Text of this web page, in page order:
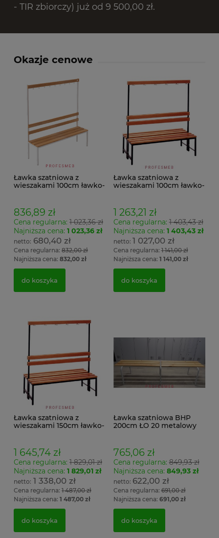
- TIR zbiorczy) już od 9 500,00 zł.
Okazje cenowe
Ławka szatniowa z
wieszakami 100cm ławko-
836,89 zł
Cena regularna: 1 023,36 zł
Najniższa cena: 1 023,36 zł
680,40 zł
Cena regularna: 832,00 zł
Najniższa cena: 832,00 zł
do koszyka
Ławka szatniowa z
wieszakami 100cm ławko-
1 263,21 zł
Cena regularna:1 403,43 zł
Najniższa cena: 1 403,43 zł
1 027,00 zł
Cena regularna:1 141,00 zł
Najniższa cena: 1 141,00 zł
do koszyka
Ławka szatniowa z
wieszakami 150cm ławko-
1 645,74 zł
Cena regularna: 1 829,01 zł
Najniższa cena: 1 829,01 zł
1 338,00 zł
Cena regularna: 1 487,00 zł
Najniższa cena: 1 487,00 zł
do koszyka
Ławka szatniowa BHP
200cm ŁO 20 metalowy
765,06 zł
Cena regularna:849,93 zł
Najniższa cena: 849,93 zł
622,00 zł
Cena regularna:691,00 zł
Najniższa cena: 691,00 zł
do koszyka